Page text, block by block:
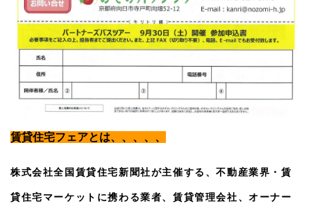
賃貸住宅フェアとは、、、、、
株式会社全国賃貸住宅新聞社が主催する、不動産業界・賃
貸住宅マーケットに携わる業者、賃貸管理会社、オーナー